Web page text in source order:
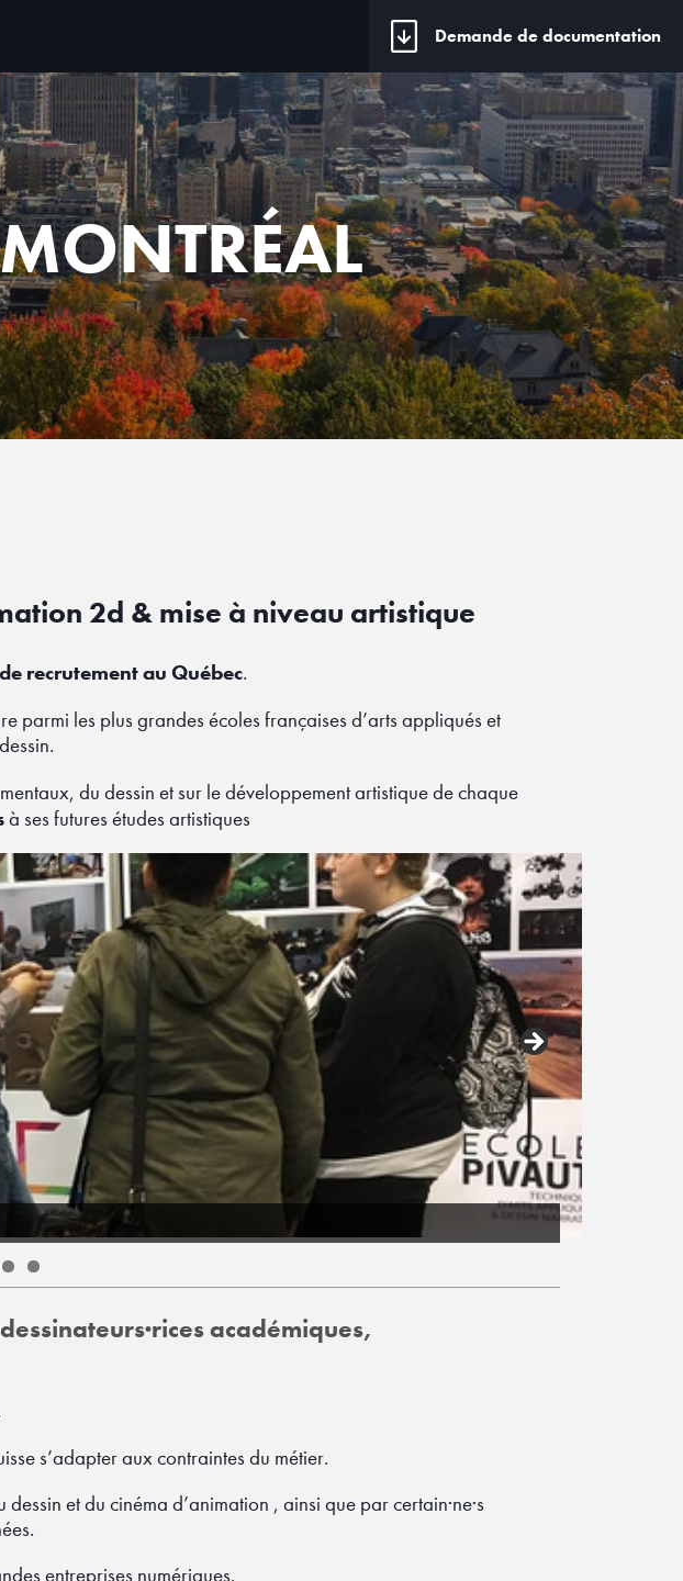
Demande de documentation
2d & mise à niveau artistique
recrutement au Québec.
parmi les plus grandes écoles françaises d’arts appliqués et
du dessin et sur le développement artistique de chaque
à ses futures études artistiques
académiques,
s’adapter aux contraintes du métier.
dessin et du cinéma d’animation , ainsi que par certain·ne·s
entreprises numériques.